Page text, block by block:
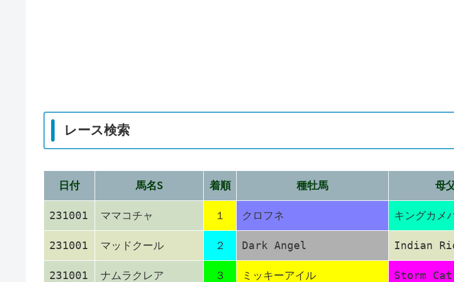
レース検索
日付 馬名S 着順 種牡馬 母
231001 ママコチャ １ クロフネ キングカメ
231001 マッドクール ２ Dark Angel Indian
231001 ナムラクレア ３ ミッキーアイル Storm Cat